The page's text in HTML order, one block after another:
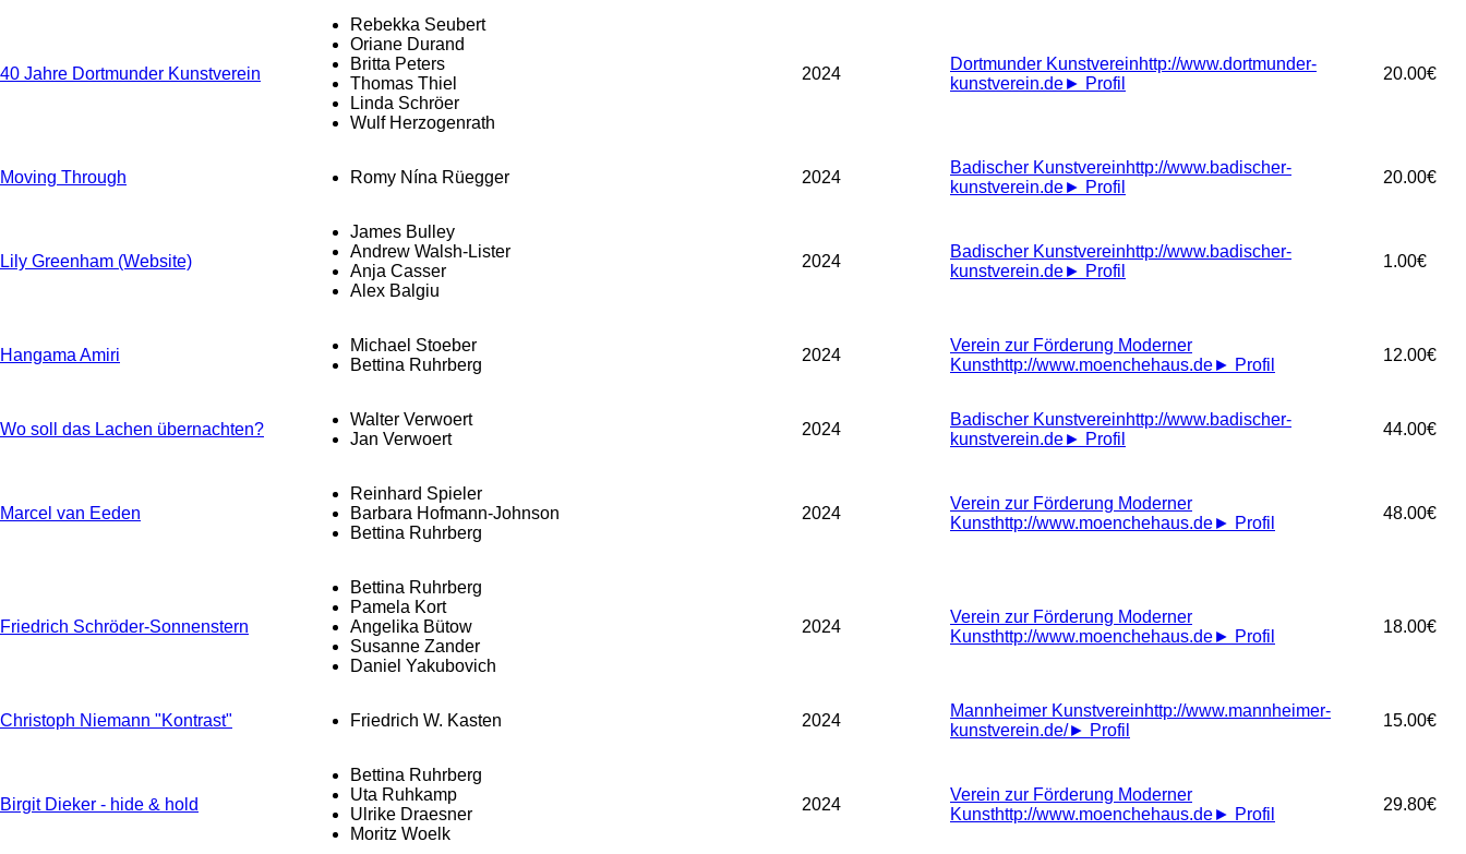
40 Jahre Dortmunder Kunstverein
Rebekka Seubert
Oriane Durand
Britta Peters
Thomas Thiel
Linda Schröer
Wulf Herzogenrath
2024
Dortmunder Kunstvereinhttp://www.dortmunder-
kunstverein.de► Profil
20.00€
Moving Through Romy Nína Rüegger 2024
Badischer Kunstvereinhttp://www.badischer-
kunstverein.de► Profil
20.00€
Lily Greenham (Website)
James Bulley
Andrew Walsh-Lister
Anja Casser
Alex Balgiu
2024
Badischer Kunstvereinhttp://www.badischer-
kunstverein.de► Profil
1.00€
Hangama Amiri
Michael Stoeber
Bettina Ruhrberg
2024
Verein zur Förderung Moderner
Kunsthttp://www.moenchehaus.de► Profil
12.00€
Wo soll das Lachen übernachten?
Walter Verwoert
Jan Verwoert
2024
Badischer Kunstvereinhttp://www.badischer-
kunstverein.de► Profil
44.00€
Marcel van Eeden
Reinhard Spieler
Barbara Hofmann-Johnson
Bettina Ruhrberg
2024
Verein zur Förderung Moderner
Kunsthttp://www.moenchehaus.de► Profil
48.00€
Friedrich Schröder-Sonnenstern
Bettina Ruhrberg
Pamela Kort
Angelika Bütow
Susanne Zander
Daniel Yakubovich
2024
Verein zur Förderung Moderner
Kunsthttp://www.moenchehaus.de► Profil
18.00€
Christoph Niemann "Kontrast" Friedrich W. Kasten 2024
Mannheimer Kunstvereinhttp://www.mannheimer-
kunstverein.de/► Profil
15.00€
Birgit Dieker - hide & hold
Bettina Ruhrberg
Uta Ruhkamp
Ulrike Draesner
Moritz Woelk
2024
Verein zur Förderung Moderner
Kunsthttp://www.moenchehaus.de► Profil
29.80€